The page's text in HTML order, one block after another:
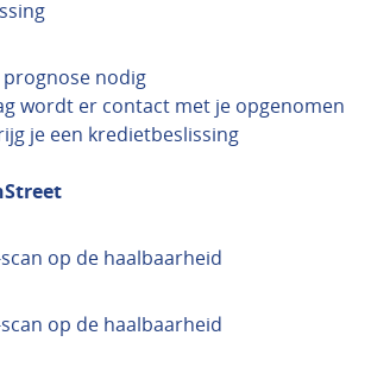
prognose nodig
wordt er contact met je opgenomen
je een kredietbeslissing
op de haalbaarheid
op de haalbaarheid